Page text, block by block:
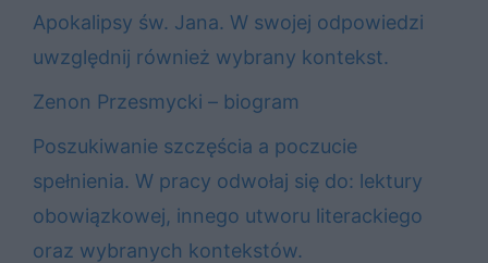
Apokalipsy św. Jana. W swojej odpowiedzi
uwzględnij również wybrany kontekst.
Zenon Przesmycki – biogram
Poszukiwanie szczęścia a poczucie
spełnienia. W pracy odwołaj się do: lektury
obowiązkowej, innego utworu literackiego
oraz wybranych kontekstów.